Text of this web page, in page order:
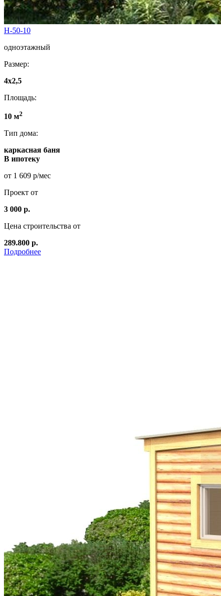
Н-50-10
одноэтажный
Размер:
4x2,5
Площадь:
10 м2
Тип дома:
каркасная баня
В ипотеку
от 1 609 р/мес
Проект от
3 000 р.
Цена строительства от
289.800 р.
Подробнее